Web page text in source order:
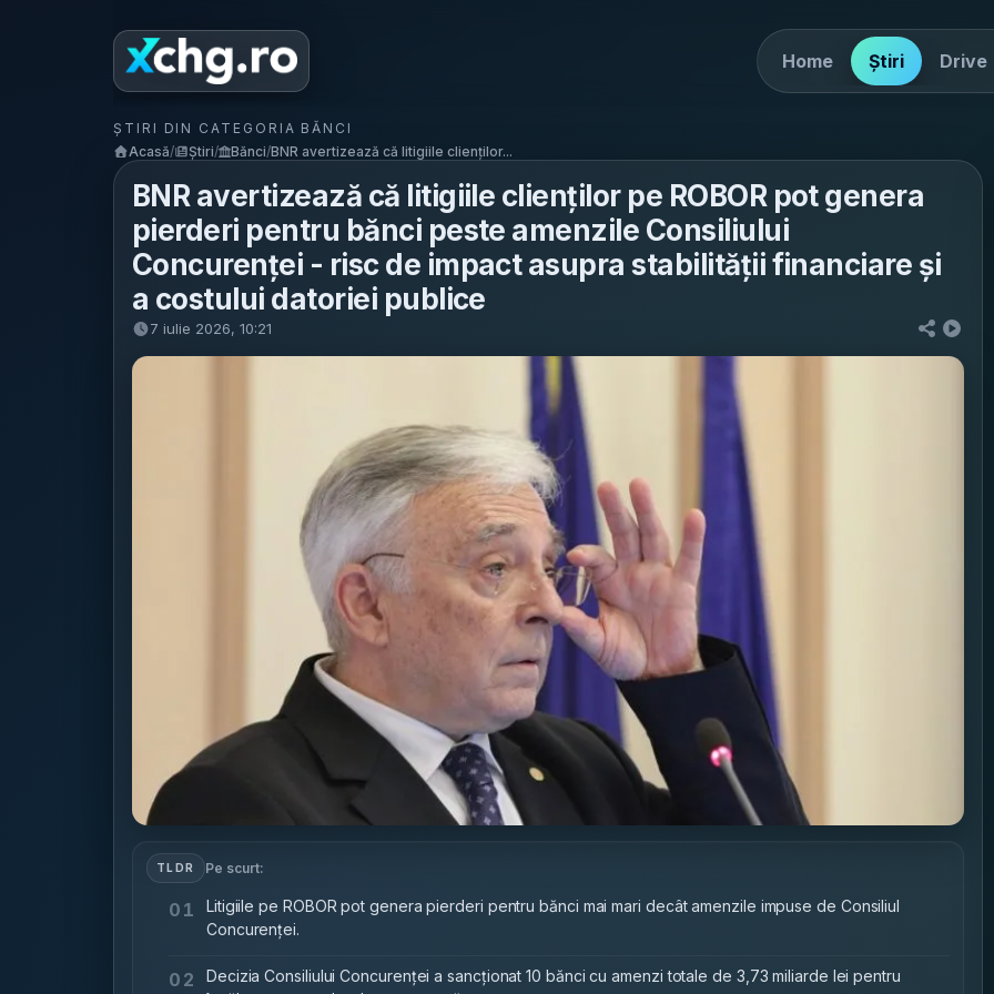
Home Știri Drive
ȘTIRI DIN CATEGORIA BĂNCI
Acasă/ Știri/ Bănci/BNR avertizează că litigiile clienților...
BNR avertizează că litigiile clienților pe ROBOR pot genera
pierderi pentru bănci peste amenzile Consiliului
Concurenței - risc de impact asupra stabilității financiare și
a costului datoriei publice
7 iulie 2026, 10:21
TLDR Pe scurt:
01
Litigiile pe ROBOR pot genera pierderi pentru bănci mai mari decât amenzile impuse de Consiliul
Concurenței.
02
Decizia Consiliului Concurenței a sancționat 10 bănci cu amenzi totale de 3,73 miliarde lei pentru